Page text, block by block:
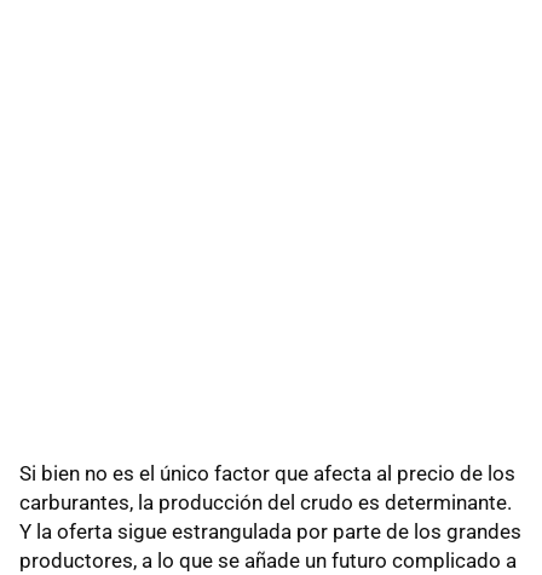
Si bien no es el único factor que afecta al precio de los
carburantes, la producción del crudo es determinante.
Y la oferta sigue estrangulada por parte de los grandes
productores, a lo que se añade un futuro complicado a